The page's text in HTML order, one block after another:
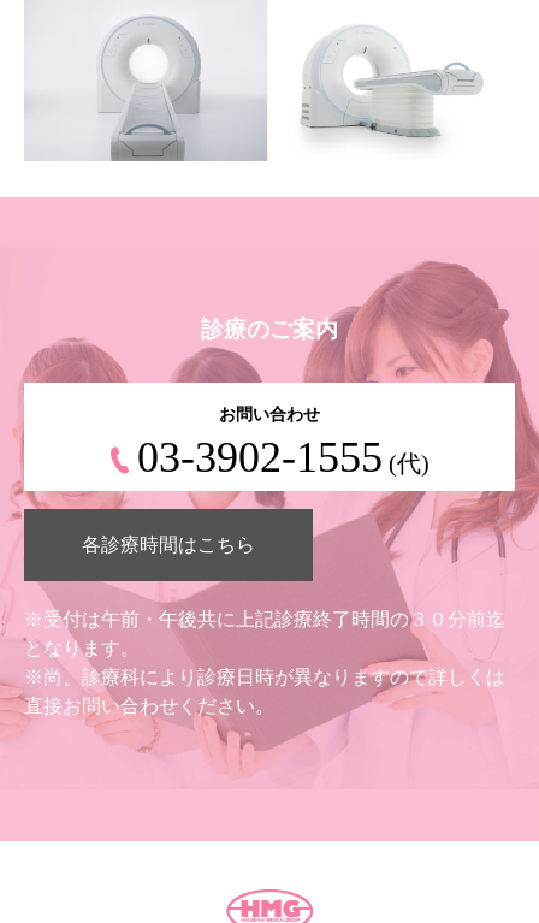
診療のご案内
お問い合わせ
03-3902-1555 (代)
各診療時間はこちら
※受付は午前・午後共に上記診療終了時間の３０分前迄
となります。
※尚、診療科により診療日時が異なりますので詳しくは
直接お問い合わせください。